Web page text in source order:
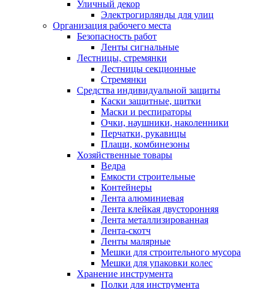
Уличный декор
Электрогирлянды для улиц
Организация рабочего места
Безопасность работ
Ленты сигнальные
Лестницы, стремянки
Лестницы секционные
Стремянки
Средства индивидуальной защиты
Каски защитные, щитки
Маски и респираторы
Очки, наушники, наколенники
Перчатки, рукавицы
Плащи, комбинезоны
Хозяйственные товары
Ведра
Емкости строительные
Контейнеры
Лента алюминиевая
Лента клейкая двусторонняя
Лента металлизированная
Лента-скотч
Ленты малярные
Мешки для строительного мусора
Мешки для упаковки колес
Хранение инструмента
Полки для инструмента